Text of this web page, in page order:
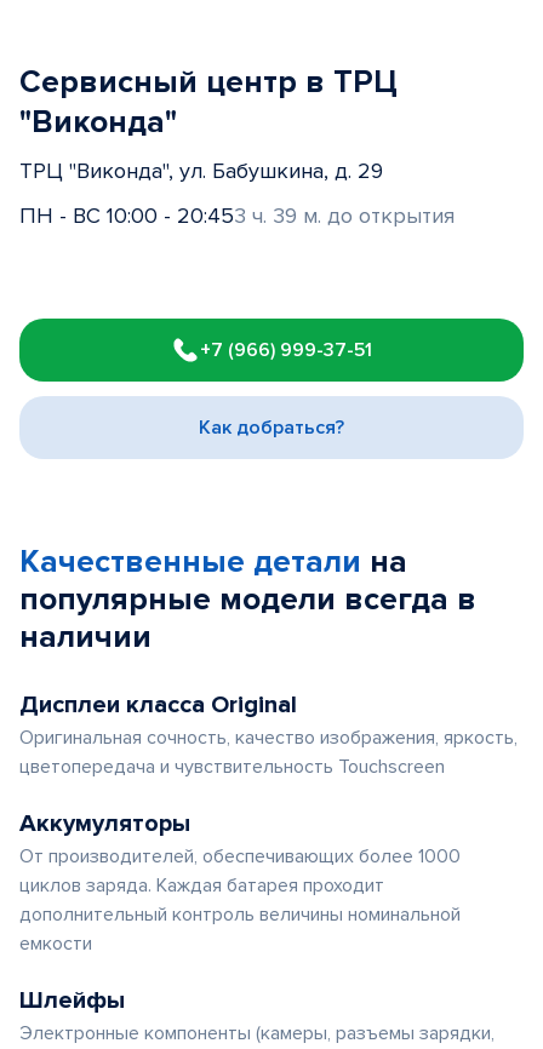
Сервисный центр в ТРЦ
"Виконда"
ТРЦ "Виконда", ул. Бабушкина, д. 29
ПН - ВС 10:00 - 20:453 ч. 39 м. до открытия
1
of
3
+7 (966) 999-37-51
Как добраться?
Качественные детали на
популярные модели всегда в
наличии
Дисплеи класса Original
Оригинальная сочность, качество изображения, яркость,
цветопередача и чувствительность Touchscreen
Аккумуляторы
От производителей, обеспечивающих более 1000
циклов заряда. Каждая батарея проходит
дополнительный контроль величины номинальной
емкости
Шлейфы
Электронные компоненты (камеры, разъемы зарядки,